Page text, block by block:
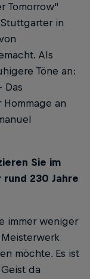
Tomorrow“
in
Als
Töne an:
Das
an
Sie im
230 Jahre
immer weniger
möchte. Es ist
da